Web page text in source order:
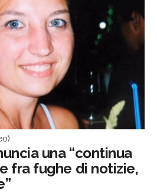
una “continua
fra fughe di notizie,